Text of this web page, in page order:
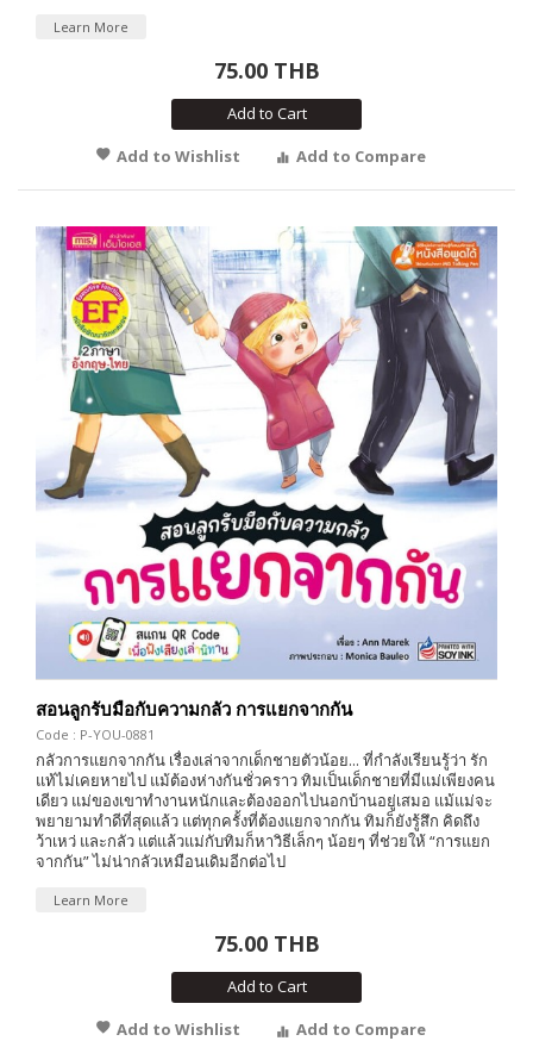
Learn More
75.00 THB
Add to Cart
Add to Wishlist
Add to Compare
สอนลูกรับมือกับความกลัว การแยกจากกัน
Code : P-YOU-0881
กลัวการแยกจากกัน เรื่องเล่าจากเด็กชายตัวน้อย... ที่กำลังเรียนรู้ว่า รัก
แท้ไม่เคยหายไป แม้ต้องห่างกันชั่วคราว ทิมเป็นเด็กชายที่มีแม่เพียงคน
เดียว แม่ของเขาทำงานหนักและต้องออกไปนอกบ้านอยู่เสมอ แม้แม่จะ
พยายามทำดีที่สุดแล้ว แต่ทุกครั้งที่ต้องแยกจากกัน ทิมก็ยังรู้สึก คิดถึง
ว้าเหว่ และกลัว แต่แล้วแม่กับทิมก็หาวิธีเล็กๆ น้อยๆ ที่ช่วยให้ “การแยก
จากกัน” ไม่น่ากลัวเหมือนเดิมอีกต่อไป
Learn More
75.00 THB
Add to Cart
Add to Wishlist
Add to Compare